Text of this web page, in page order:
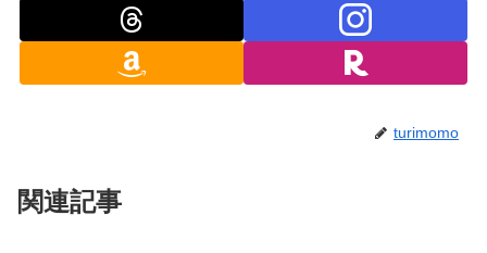
turimomo
関連記事